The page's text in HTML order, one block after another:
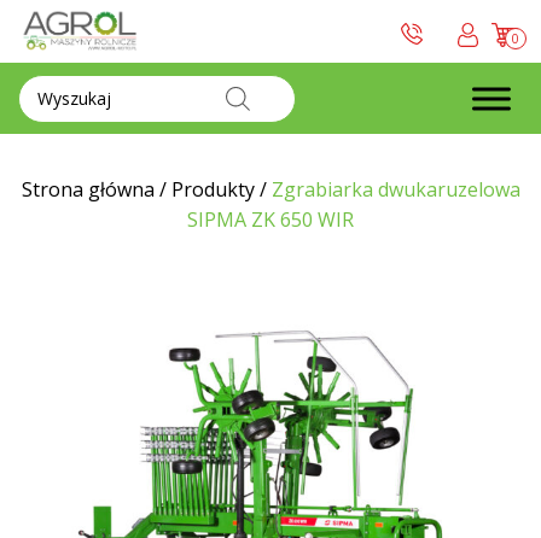
0
Wyszukiwarka
produktów
Strona główna / Produkty/ Zgrabiarka dwukaruzelowa
SIPMA ZK 650 WIR